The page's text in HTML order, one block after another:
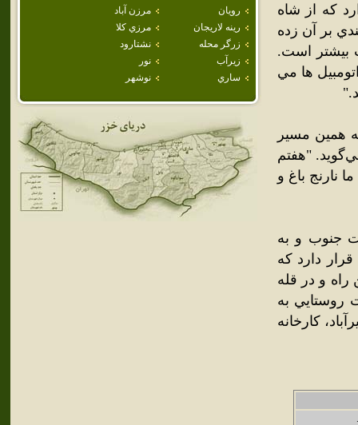
رويان
مرزن آباد
رينه لاريجان
مرزي كلا
زرگر محله
نشتارود
زيرآب
نور
ساري
نوشهر
که از شاه
بر آن زده
بيشتر است.
ها مي
همين مسير
چنين مي‌گويد. "هفتم
نارنج باغ و
جنوب و به
دارد که
و در قله
روستايي به
کارخانه